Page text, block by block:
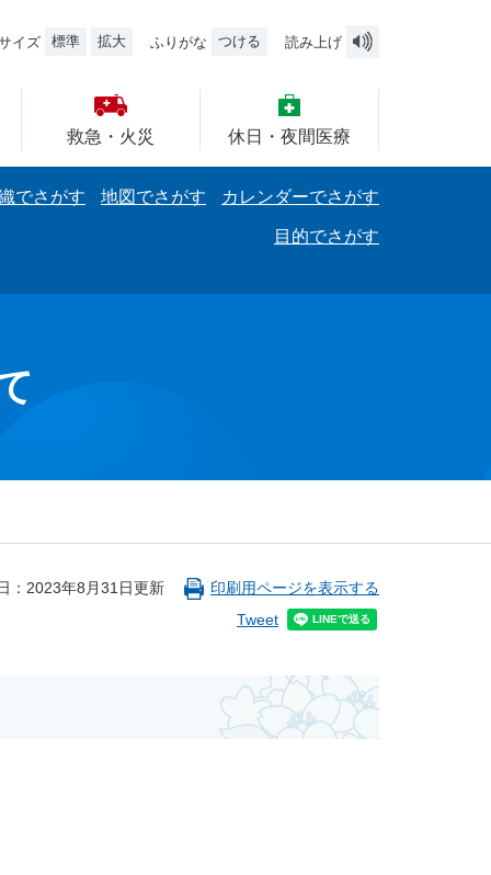
イズ 標準 拡大 ふりがな つける 読み上げ
救急・火災 休日・夜間医療
でさがす 地図でさがす カレンダーでさがす
目的でさがす
：2023年8月31日更新
印刷用ページを表示する
Tweet